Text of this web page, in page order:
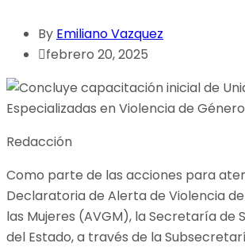
By Emiliano Vazquez
febrero 20, 2025
Redacción
Como parte de las acciones para
Declaratoria de Alerta de Violencia
las Mujeres (AVGM), la Secretaría de
del Estado, a través de la